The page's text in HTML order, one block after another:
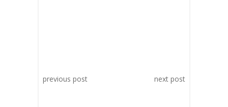
previous post next post